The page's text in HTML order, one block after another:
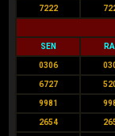
7222
SEN
0306
6727
9981
2654